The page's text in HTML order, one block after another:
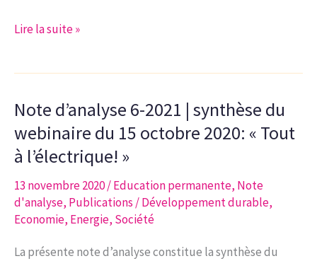
économique
Note
|
Le
commerce
mondial,
levier
de
développement
durable
Lire la suite »
Note d’analyse 6-2021 | synthèse du
webinaire du 15 octobre 2020: « Tout
à l’électrique! »
13 novembre 2020/Education permanente, Note
d'analyse, Publications /Développement durable,
Economie, Energie, Société
La présente note d’analyse constitue la synthèse du